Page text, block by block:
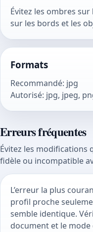
Évitez les ombres
sur les bords et les
Formats
Recommandé: jpg
Autorisé: jpg, jpeg,
Erreurs fréquentes
Évitez les modifications
fidèle ou incompatible
L’erreur la plus
profil proche
semble identique.
document et le mode